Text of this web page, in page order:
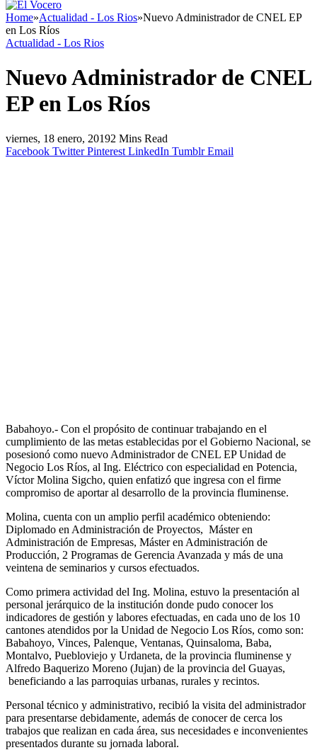
Home»Actualidad - Los Rios»Nuevo Administrador de CNEL EP
en Los Ríos
Actualidad - Los Rios
Nuevo Administrador de CNEL
EP en Los Ríos
viernes, 18 enero, 20192 Mins Read
Facebook Twitter Pinterest LinkedIn Tumblr Email
Babahoyo.- Con el propósito de continuar trabajando en el
cumplimiento de las metas establecidas por el Gobierno Nacional, se
posesionó como nuevo Administrador de CNEL EP Unidad de
Negocio Los Ríos, al Ing. Eléctrico con especialidad en Potencia,
Víctor Molina Sigcho, quien enfatizó que ingresa con el firme
compromiso de aportar al desarrollo de la provincia fluminense.
Molina, cuenta con un amplio perfil académico obteniendo:
Diplomado en Administración de Proyectos, Máster en
Administración de Empresas, Máster en Administración de
Producción, 2 Programas de Gerencia Avanzada y más de una
veintena de seminarios y cursos efectuados.
Como primera actividad del Ing. Molina, estuvo la presentación al
personal jerárquico de la institución donde pudo conocer los
indicadores de gestión y labores efectuadas, en cada uno de los 10
cantones atendidos por la Unidad de Negocio Los Ríos, como son:
Babahoyo, Vinces, Palenque, Ventanas, Quinsaloma, Baba,
Montalvo, Puebloviejo y Urdaneta, de la provincia fluminense y
Alfredo Baquerizo Moreno (Jujan) de la provincia del Guayas,
beneficiando a las parroquias urbanas, rurales y recintos.
Personal técnico y administrativo, recibió la visita del administrador
para presentarse debidamente, además de conocer de cerca los
trabajos que realizan en cada área, sus necesidades e inconvenientes
presentados durante su jornada laboral.